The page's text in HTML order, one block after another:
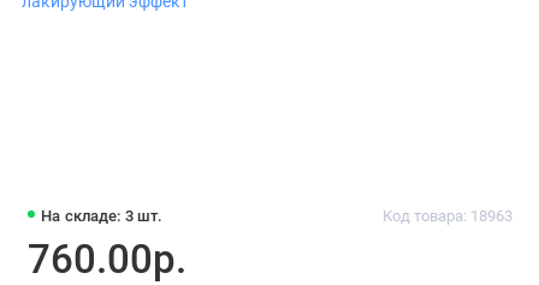
На складе: 3 шт. Код товара: 18963
760.00р.